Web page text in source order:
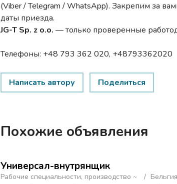
(Viber / Telegram / WhatsApp). Закрепим за
даты приезда.
JG-T Sp. z o.o. — только проверенные
Телефоны: +48 793 362 020, +48793362020
Написать автору Поделиться
Похожие объявления
Универсал-внутрянщик
Рабочие специальности, производство ~